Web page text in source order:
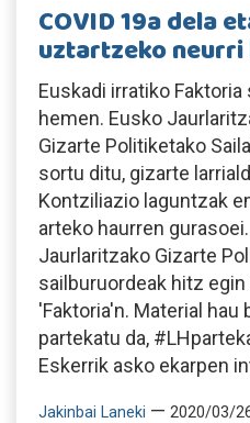
COVID 19a dela
uztartzeko
Euskadi irratiko
hemen. Eusko
Gizarte Politiketako
sortu ditu, gizarte
Kontziliazio laguntzak
arteko haurren
Jaurlaritzako Gizarte
sailburuordeak hitz
'Faktoria'n. Material hau
partekatu da,
Eskerrik asko ekarpen
Jakinbai Laneki — 2020/03/